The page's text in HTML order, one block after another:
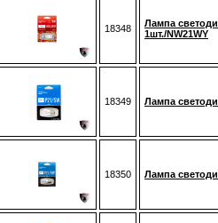
18348
Лампа
1шт./NW21WY
18349 Лампа
18350 Лампа